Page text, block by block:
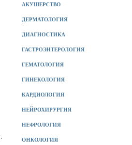
АКУШЕРСТВО
ДЕРМАТОЛОГИЯ
ДИАГНОСТИКА
ГАСТРОЭНТЕРОЛОГИЯ
ГЕМАТОЛОГИЯ
ГИНЕКОЛОГИЯ
КАРДИОЛОГИЯ
НЕЙРОХИРУРГИЯ
НЕФРОЛОГИЯ
ОНКОЛОГИЯ